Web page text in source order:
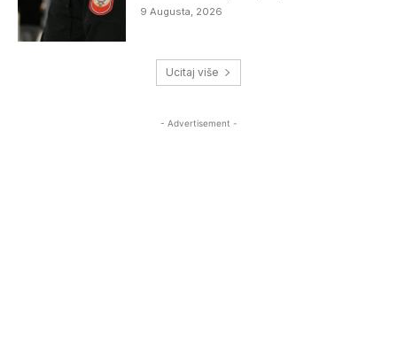
9 Augusta, 2026
Ucitaj više
- Advertisement -